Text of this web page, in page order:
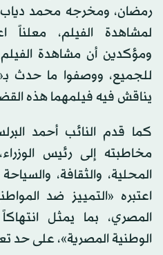
رمضان، ومخرجه محمد
لمشاهدة الفيلم، معلناً
ومؤكدين أن مشاهدة
للجميع، ووصفوا ما حدث
يناقش فيه فيلمهما هذه
كما قدم النائب أحمد
مخاطبته إلى رئيس
المحلية، والثقافة،
اعتبره «التمييز ضد
المصري، بما يمثل
الوطنية المصرية»، على حد